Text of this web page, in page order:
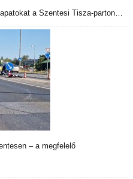
a Szentesi Tisza-parton…
– a megfelelő